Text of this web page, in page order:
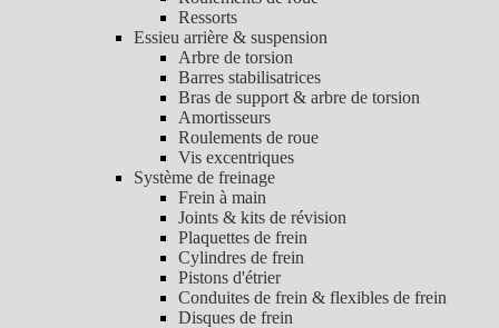
Ressorts
Essieu arrière & suspension
Arbre de torsion
Barres stabilisatrices
Bras de support & arbre de torsion
Amortisseurs
Roulements de roue
Vis excentriques
Système de freinage
Frein à main
Joints & kits de révision
Plaquettes de frein
Cylindres de frein
Pistons d'étrier
Conduites de frein & flexibles de frein
Disques de frein